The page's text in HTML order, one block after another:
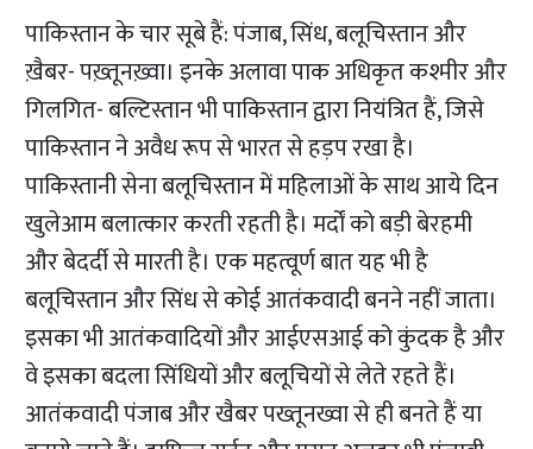
पाकिस्तान के चार सूबे हैं: पंजाब, सिंध, बलूचिस्तान और
ख़ैबर- पख़्तूनख़्वा। इनके अलावा पाक अधिकृत कश्मीर और
गिलगित- बल्टिस्तान भी पाकिस्तान द्वारा नियंत्रित हैं, जिसे
पाकिस्तान ने अवैध रूप से भारत से हड़प रखा है।
पाकिस्तानी सेना बलूचिस्तान में महिलाओं के साथ आये दिन
खुलेआम बलात्कार करती रहती है। मर्दों को बड़ी बेरहमी
और बेदर्दी से मारती है। एक महत्वूर्ण बात यह भी है
बलूचिस्तान और सिंध से कोई आतंकवादी बनने नहीं जाता।
इसका भी आतंकवादियों और आईएसआई को कुंदक है और
वे इसका बदला सिंधियों और बलूचियों से लेते रहते हैं।
आतंकवादी पंजाब और खैबर पख्तूनख्वा से ही बनते हैं या